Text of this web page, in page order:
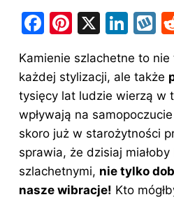
F
c
e
b
o
o
k
Pi
er
e
st
X
Li
k
e
dI
n
k
o
p
Kamienie szlachetne to
każdej stylizacji, ale także
tysięcy lat ludzie wierzą w
wpływają na
skoro już w starożytności
sprawia, że dzisiaj
szlachetnymi, nie tylko
nasze wibracje! Kto